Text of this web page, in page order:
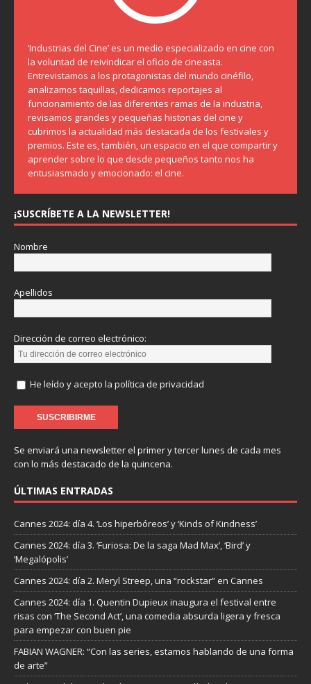
‘Industrias del Cine’ es un medio especializado en cine con
la voluntad de reivindicar el oficio de cineasta.
Entrevistamos a los protagonistas del mundo cinéfilo,
analizamos taquillas, dedicamos reportajes al
funcionamiento de las diferentes ramas de la industria,
revisamos grandes y pequeñas historias del cine y
cubrimos la actualidad más destacada de los festivales y
premios. Este es, también, un espacio en el que compartir y
aprender sobre lo que desde pequeños tanto nos ha
entusiasmado y emocionado: el cine.
¡SUSCRÍBETE A LA NEWSLETTER!
Nombre
Apellidos
Dirección de correo electrónico:
He leído y acepto la política de privacidad
Se enviará una newsletter el primer y tercer lunes de cada mes
con lo más destacado de la quincena.
ÚLTIMAS ENTRADAS
Cannes 2024: día 4. ‘Los hiperbóreos’ y ‘Kinds of Kindness’
Cannes 2024: día 3. ‘Furiosa: De la saga Mad Max’, ‘Bird’ y
‘Megalópolis’
Cannes 2024: día 2. Meryl Streep, una “rockstar” en Cannes
Cannes 2024: día 1. Quentin Dupieux inaugura el festival entre
risas con ‘The Second Act’, una comedia absurda ligera y fresca
para empezar con buen pie
FABIAN WAGNER: “Con las series, estamos hablando de una forma
de arte”